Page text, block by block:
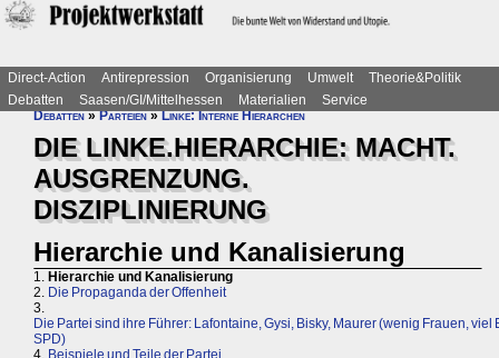
Direct-Action Antirepression Organisierung Umwelt
Theorie&Politik
Debatten
Saasen/GI/Mittelhessen Materialien
Service
Debatten»Parteien»Linke: Interne Hierarchen
DIE LINKE.HIERARCHIE: MACHT.
AUSGRENZUNG.
DISZIPLINIERUNG
Hierarchie und Kanalisierung
1. Hierarchie und Kanalisierung
2. Die Propaganda der Offenheit
3.
Die Partei sind ihre Führer: Lafontaine, Gysi, Bisky, Maurer (wenig Frauen, viel
SPD)
4. Beispiele und Teile der Partei